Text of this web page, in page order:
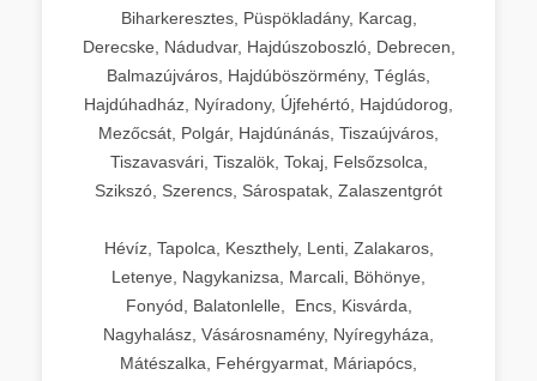
Biharkeresztes, Püspökladány, Karcag,
Derecske, Nádudvar, Hajdúszoboszló, Debrecen,
Balmazújváros, Hajdúböszörmény, Téglás,
Hajdúhadház, Nyíradony, Újfehértó, Hajdúdorog,
Mezőcsát, Polgár, Hajdúnánás, Tiszaújváros,
Tiszavasvári, Tiszalök, Tokaj, Felsőzsolca,
Szikszó, Szerencs, Sárospatak, Zalaszentgrót
Hévíz, Tapolca, Keszthely, Lenti, Zalakaros,
Letenye, Nagykanizsa, Marcali, Böhönye,
Fonyód, Balatonlelle, Encs, Kisvárda,
Nagyhalász, Vásárosnamény, Nyíregyháza,
Mátészalka, Fehérgyarmat, Máriapócs,